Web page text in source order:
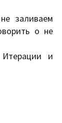
заливаем
о не
и